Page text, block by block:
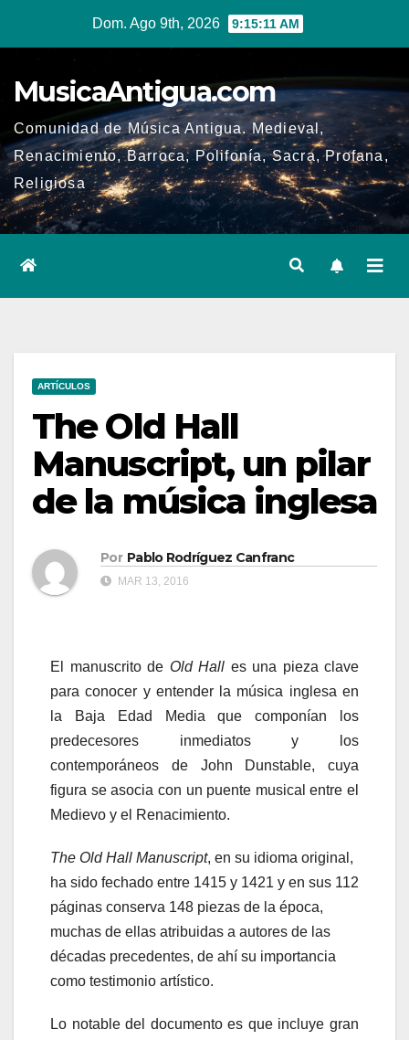
Dom. Ago 9th, 2026 9:15:11 AM
MusicaAntigua.com
Comunidad de Música Antigua. Medieval,
Renacimiento, Barroca, Polifonía, Sacra, Profana,
Religiosa
ARTÍCULOS
The Old Hall
Manuscript, un pilar
de la música inglesa
Por Pablo Rodríguez Canfranc
MAR 13, 2016
El manuscrito de Old Hall es una pieza clave
para conocer y entender la música inglesa en
la Baja Edad Media que componían los
predecesores inmediatos y los
contemporáneos de John Dunstable, cuya
figura se asocia con un puente musical entre el
Medievo y el Renacimiento.
The Old Hall Manuscript, en su idioma original,
ha sido fechado entre 1415 y 1421 y en sus 112
páginas conserva 148 piezas de la época,
muchas de ellas atribuidas a autores de las
décadas precedentes, de ahí su importancia
como testimonio artístico.
Lo notable del documento es que incluye gran